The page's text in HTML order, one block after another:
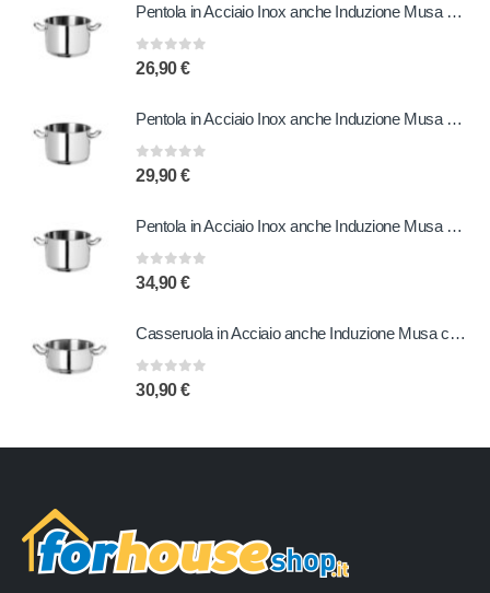
Pentola in Acciaio Inox anche Induzione Musa 20 cm
0out of 5
26,90€
Pentola in Acciaio Inox anche Induzione Musa 22 cm
0out of 5
29,90€
Pentola in Acciaio Inox anche Induzione Musa 24 cm
0 out of 5
34,90€
Casseruola in Acciaio anche Induzione Musa con due Manici 24 cm
0out of 5
30,90€